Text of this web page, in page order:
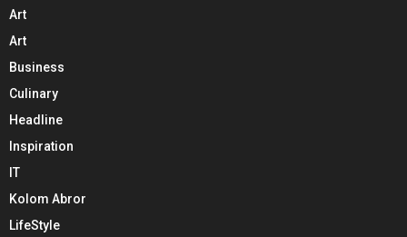
Art
Art
Business
Culinary
Headline
Inspiration
IT
Kolom Abror
LifeStyle